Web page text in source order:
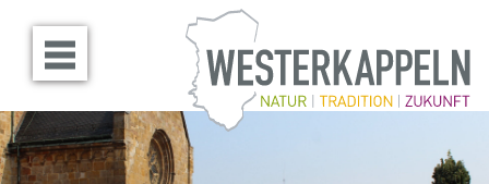
Menü öffnen